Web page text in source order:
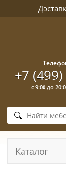
+7
с 9:00 до
Каталог